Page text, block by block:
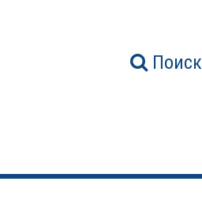
Поиск